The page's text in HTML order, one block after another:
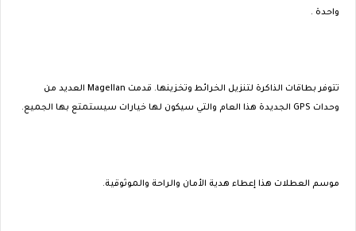
واحدة .
تتوفر بطاقات الذاكرة لتنزيل الخرائط وتخزينها. قدمت Magellan العديد من
وحدات GPS الجديدة هذا العام والتي سيكون لها خيارات سيستمتع بها الجميع.
موسم العطلات هذا إعطاء هدية الأمان والراحة والموثوقية.